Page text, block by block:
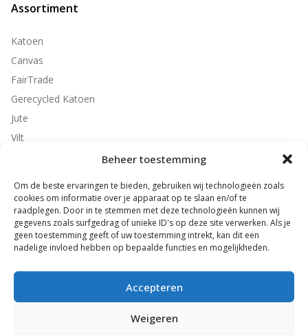
Beheer toestemming
Om de beste ervaringen te bieden, gebruiken wij technologieën zoals
cookies om informatie over je apparaat op te slaan en/of te
raadplegen. Door in te stemmen met deze technologieën kunnen wij
gegevens zoals surfgedrag of unieke ID's op deze site verwerken. Als je
geen toestemming geeft of uw toestemming intrekt, kan dit een
nadelige invloed hebben op bepaalde functies en mogelijkheden.
Accepteren
Weigeren
Assortiment
Katoen
Canvas
FairTrade
Gerecycled Katoen
Jute
Vilt
Contactgegevens
ByMe Promotions B.V.
Seizoensweg 54